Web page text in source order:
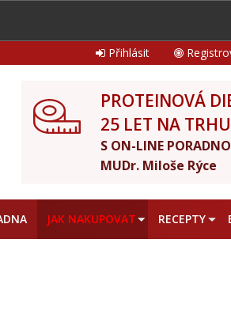
Přihlásit
PROTEINOVÁ
25 LET NA TRHU
S ON-LINE
MUDr. Miloše Rýce
JAK NAKUPOVAT RECEPTY